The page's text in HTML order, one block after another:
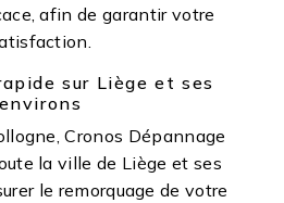
afin de garantir votre
sur Liège et ses
environs
Cronos Dépannage
la ville de Liège et ses
le remorquage de votre